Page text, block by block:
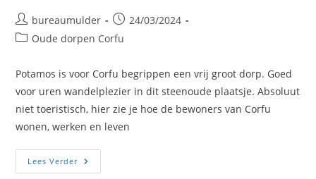
Bericht
auteur:
bureaumulder
Bericht
gepubliceerd
24/03/2024
Berichtcategorie:
Oude dorpen Corfu
Potamos is voor Corfu begrippen een vrij groot dorp. Goed
voor uren wandelplezier in dit steenoude plaatsje. Absoluut
niet toeristisch, hier zie je hoe de bewoners van Corfu
wonen, werken en leven
Lees VerderPotamos
Fotos